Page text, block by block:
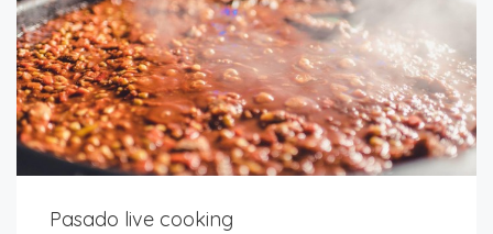
Pasado live cooking